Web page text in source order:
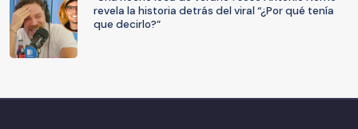
revela la historia detrás del viral “¿Por qué tenía
que decirlo?”